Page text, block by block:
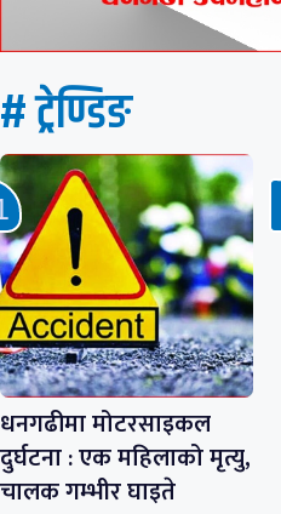
# ट्रेण्डिङ
धनगढीमा मोटरसाइकल
दुर्घटना : एक महिलाको मृत्यु,
चालक गम्भीर घाइते